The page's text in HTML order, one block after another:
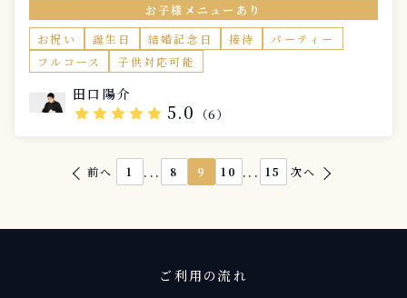
お子様メニューあり
お祝い
誕生日 結婚記念日 接待
パーティー
フルコース
子供対応可能
田口陽介
star star star star star 5.0 （6）
前へ 1 ... 8 9 10 ... 15 次へ
ご利用の流れ